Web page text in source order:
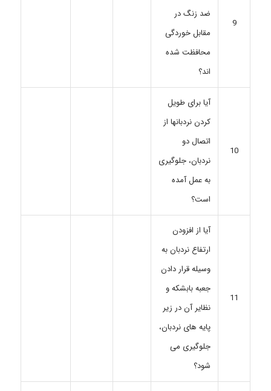
9
ضد زنگ در
مقابل خوردگی
محافظت شده
اند؟
10
آیا برای طویل
کردن نردبانها از
اتصال دو
نردبان، جلوگیری
به عمل آمده
است؟
11
آیا از افزودن
ارتفاع نردبان به
وسیله قرار دادن
جعبه بابشکه و
نظایر آن در زیر
پایه های نردبان،
جلوگیری می
شود؟